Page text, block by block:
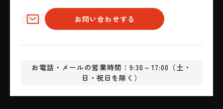
✉ お問い合わせする
お電話・メールの営業時間：9:30～17:00（土・
日・祝日を除く）